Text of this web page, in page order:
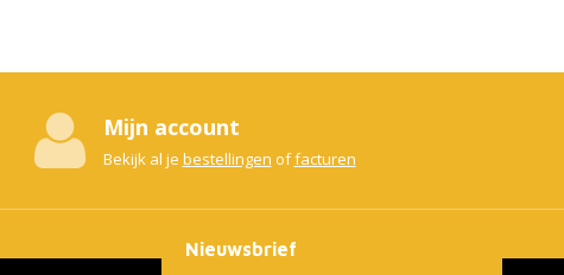
Mijn account
Bekijk al je bestellingen offacturen
Nieuwsbrief